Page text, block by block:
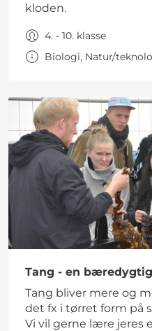
kloden.
4. - 10. klasse
Biologi, Natur/
Tang - en
Tang bliver mere og
det fx i tørret form på
Vi vil gerne lære jeres